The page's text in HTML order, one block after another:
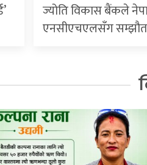
ज्योति विकास बैंकले
एनसीएचएलसँग